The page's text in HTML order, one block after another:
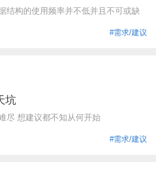
结构的使用频率并不低并且不可或缺
#需求/建议
坑
尽 想建议都不知从何开始
#需求/建议